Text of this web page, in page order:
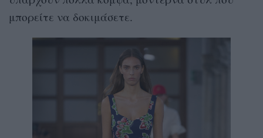
μπορείτε να δοκιμάσετε.